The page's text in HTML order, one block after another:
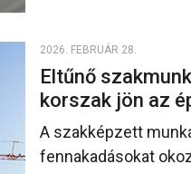
2026. FEBRUÁR 28.
Eltűnő
korszak jön az
A szakképzett
fennakadásokat